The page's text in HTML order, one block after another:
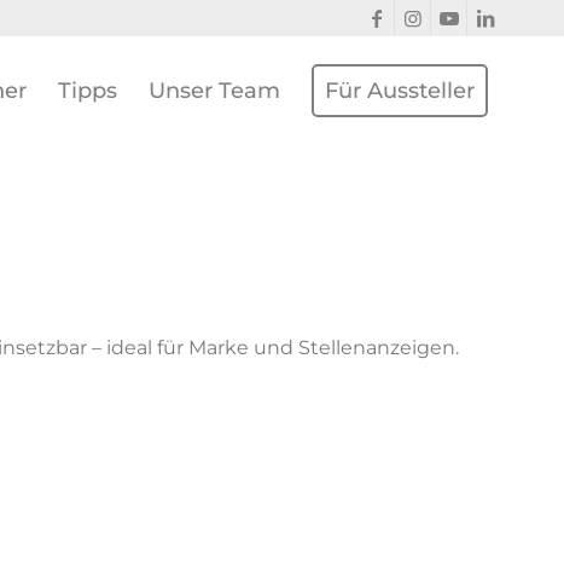
Tipps Unser Team Für Aussteller
– ideal für Marke und Stellenanzeigen.